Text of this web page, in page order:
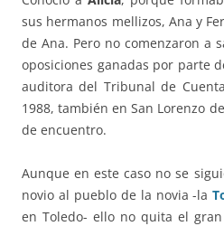
sus hermanos mellizos, Ana y
de Ana. Pero no comenzaron a
oposiciones ganadas por parte
auditora del Tribunal de
1988, también en San Lorenzo
de encuentro.
Aunque en este caso no se
novio al pueblo de la novia -la
en Toledo- ello no quita el